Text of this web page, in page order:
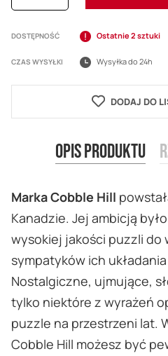
DOSTĘPNOŚĆ Ostatnie 2 sztuki
CZAS WYSYŁKI Wysyłka do 24h
DODAJ DO
Opis produktu
Marka Cobble Hill
Kanadzie. Jej ambicją
wysokiej jakości puzzli do
sympatyków ich
Nostalgiczne, ujmujące,
tylko niektóre z wyrażeń
puzzle na przestrzeni lat.
Cobble Hill możesz być